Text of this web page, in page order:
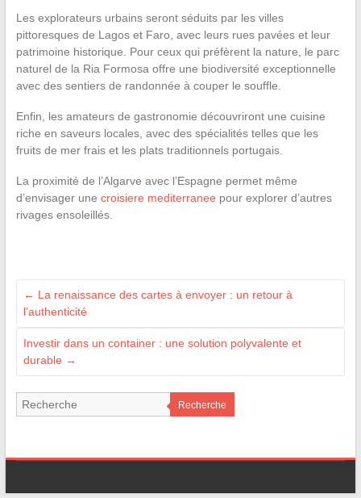
Les explorateurs urbains seront séduits par les villes
pittoresques de Lagos et Faro, avec leurs rues pavées et leur
patrimoine historique. Pour ceux qui préfèrent la nature, le parc
naturel de la Ria Formosa offre une biodiversité exceptionnelle
avec des sentiers de randonnée à couper le souffle.
Enfin, les amateurs de gastronomie découvriront une cuisine
riche en saveurs locales, avec des spécialités telles que les
fruits de mer frais et les plats traditionnels portugais.
La proximité de l’Algarve avec l’Espagne permet même
d’envisager une croisiere mediterranee pour explorer d’autres
rivages ensoleillés.
← La renaissance des cartes à envoyer : un retour à
l’authenticité
Investir dans un container : une solution polyvalente et
durable →
Recherche